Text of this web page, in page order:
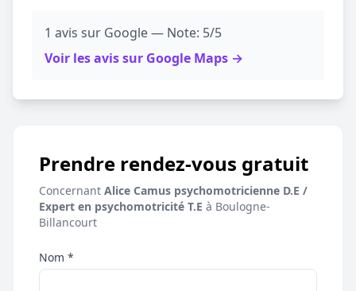
1 avis sur Google — Note: 5/5
Voir les avis sur Google Maps →
Prendre rendez-vous gratuit
Concernant Alice Camus psychomotricienne D.E /
Expert en psychomotricité T.E à Boulogne-
Billancourt
Nom *